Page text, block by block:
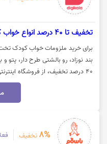
تخفیف تا 40 درصد انواع خواب کودک از دیجی کالا
برای خرید ملزومات خواب کودک
بند نوزاد، رو بالشتی طرح دار،
40 درصد تخفیف، از فروشگاه
از تخفیف و مشاهده کالا روی گزینه
8% تخفیف